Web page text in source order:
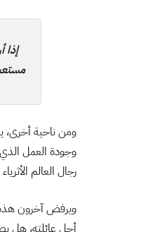
ومن ناحية أخرى،
وجودة العمل
رجال العالم
ويرفض آخرون هذه
أجل عائلته، هل